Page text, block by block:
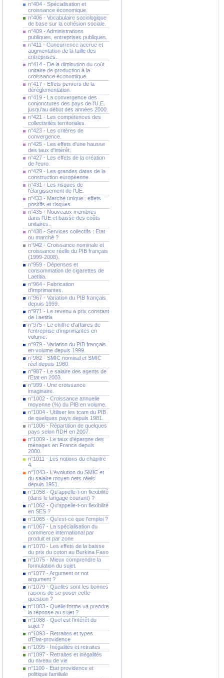
n°404 - Spécialisation et
croissance économique.
n°406 - Vocabulaire sociologique
de base sur la cohésion sociale.
n°409 - Administrations
publiques, entreprises publiques.
n°411 - Concurrence accrue et
augmentation de la taille des
entreprises.
n°414 - De la diminution du coût
unitaire de production à la
croissance économique.
n°417 - Effets pervers de la
déréglementation.
n°419 - La convergence des
conjonctures des pays de l'U.E.
jusqu'au début des années 2000.
n°421 - Les compétences des
collectivités territoriales.
n°423 - Les critères de
convergence.
n°425 - Les effets d'une hausse
des taux d'intérêt.
n°427 - Les effets de la création
de l'euro.
n°429 - Les grandes dates de la
construction européenne.
n°431 - Les risques de
l'élargissement de l'UE.
n°433 - Marché unique : effets
positifs et risques.
n°435 - Nouveaux membres
dans l'UE et baisse des coûts
unitaires..
n°438 - Services collectifs : Etat
ou marché ?
n°942 - Croissance nominale et
croissance réelle du PIB français
(1999-2008).
n°959 - Dépenses et
consommation de cigarettes de
Laetitia.
n°964 - Fabrication
d'imprimantes.
n°967 - Variation du PIB français
depuis 1999.
n°971 - Le revenu à prix constant
de Laetitia
n°975 - Le chiffre d'affaires de
l'entreprise d'imprimantes en
volume.
n°979 - Variation du PIB français
en volume depuis 1999.
n°982 - SMIC nominal et SMIC
réel depuis 1980.
n°987 - Le salaire des agents de
l'Etat en 2003.
n°999 - Une croissance
imaginaire.
n°1002 - Croissance annuelle
moyenne (%) du PIB en volume.
n°1004 - Utiliser les tcam du PIB
de quelques pays depuis 1981.
n°1006 - Répartition de quelques
pays selon l'IDH en 2007.
n°1009 - Le taux d'épargne des
ménages en France depuis
2000.
n°1011 - Les notions du chapitre
4
n°1043 - L'évolution du SMIC et
du salaire moyen nets réels
depuis 1951.
n°1058 - Qu'appelle-t-on flexibilité
(dans le langage courant) ?
n°1062 - Qu'appelle-t-on flexibilité
en SES ?
n°1065 - Qu'est-ce que l'emploi ?
n°1067 - La spécialisation du
commerce international par
produit et par zone
n°1070 - Les effets de la baisse
du prix du coton au Burkina Faso
n°1075 - Mieux comprendre la
formulation du sujet.
n°1077 - Argument or not
argument ?
n°1079 - Quelles sont les bonnes
raisons de se poser cette
question ?
n°1083 - Quelle forme va prendre
la réponse au sujet ?
n°1088 - Quel est l'intérêt du
sujet ?
n°1093 - Retraites et types
d'Etat-providence
n°1095 - Inégalités et retraites
n°1097 - Retraites et inégalités
du niveau de vie
n°1100 - Etat providence et
politique familiale